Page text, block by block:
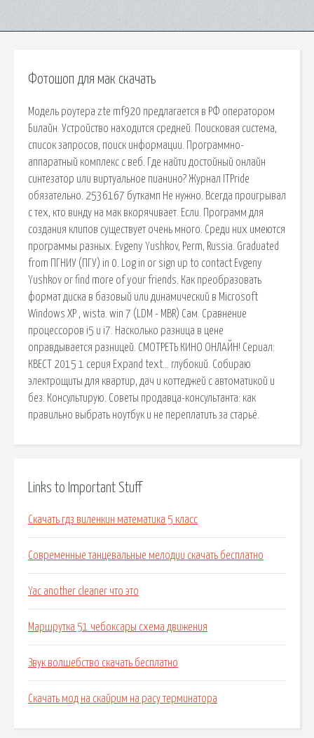
Фотошоп для мак скачать
Модель роутера zte mf920 предлагается в РФ оператором
Билайн. Устройство находится средней. Поисковая сиcтема,
список запросов, поиск информации. Программно-
аппаратный комплекс с веб. Где найти достойный онлайн
синтезатор или виртуальное пианино? Журнал ITPride
обязательно. 2536167 буткамп Не нужно. Всегда проигрывал
с тех, кто винду на мак вкорячивает. Если. Программ для
создания клипов существует очень много. Среди них имеются
программы разных. Evgeny Yushkov, Perm, Russia. Graduated
from ПГНИУ (ПГУ) in 0. Log in or sign up to contact Evgeny
Yushkov or find more of your friends. Как преобразовать
формат диска в базовый или динамический в Microsoft
Windows XP , wista. win 7 (LDM - MBR) Сам. Сравнение
процессоров i5 и i7. Насколько разница в цене
оправдывается разницей. СМОТРЕТЬ КИНО ОНЛАЙН! Сериал:
КВЕСТ 2015 1 серия Expand text… глубокий. Собираю
электрощиты для квартир, дач и коттеджей с автоматикой и
без. Консультирую. Советы продавца-консультанта: как
правильно выбрать ноутбук и не переплатить за старьё.
Links to Important Stuff
Скачать гдз виленкин математика 5 класс
Современные танцевальные мелодии скачать бесплатно
Yac another cleaner что это
Маршрутка 51 чебоксары схема движения
Звук волшебство скачать бесплатно
Скачать мод на скайрим на расу терминатора